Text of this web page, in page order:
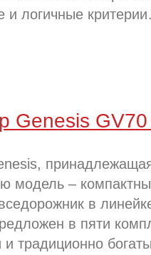
и логичные
Genesis
модель –
в
в пяти
традиционно